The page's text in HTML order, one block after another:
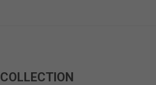
COLLECTION